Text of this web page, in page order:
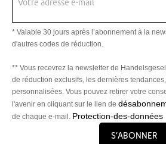
Votre adresse e-mail
* Valable 30 jours après l’abonnement à la
d'autres codes de réduction.
** Vous recevrez la newsletter de
de réduction exclusifs, les dernières
personnalisées. Vous pouvez retirer votre
l'avenir en cliquant sur le lien de
de chaque e-mail. Protection-des-données
S’abonner